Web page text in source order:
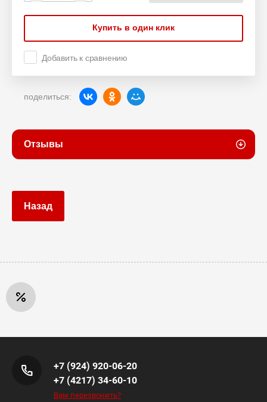
Купить в один клик
Добавить к сравнению
поделиться:
Отзывы
Назад
+7 (924) 920-06-20
+7 (4217) 34-60-10
Вам перезвонить?